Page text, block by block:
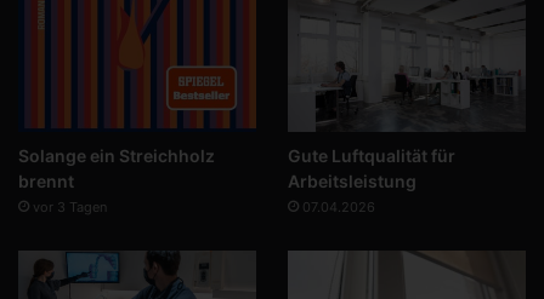
Solange ein Streichholz
brennt
vor 3 Tagen
Gute Luftqualität für
Arbeitsleistung
07.04.2026